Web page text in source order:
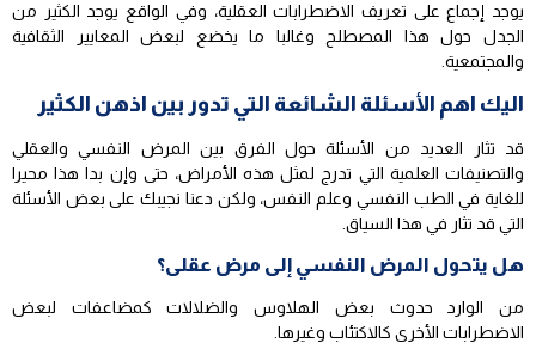
يوجد إجماع على تعريف الاضطرابات العقلية، وفي الواقع يوجد الكثير من
الجدل حول هذا المصطلح وغالبا ما يخضع لبعض المعايير الثقافية
والمجتمعية.
اليك اهم الأسئلة الشائعة التي تدور بين اذهن الكثير
قد تثار العديد من الأسئلة حول الفرق بين المرض النفسي والعقلي
والتصنيفات العلمية التي تدرج لمثل هذه الأمراض، حتى وإن بدا هذا محيرا
للغاية في الطب النفسي وعلم النفس، ولكن دعنا نجيبك على بعض الأسئلة
التي قد تثار في هذا السياق.
هل يتحول المرض النفسي إلى مرض عقلى؟
من الوارد حدوث بعض الهلاوس والضلالات كمضاعفات لبعض
الاضطرابات الأخرى كالاكتئاب وغيرها.